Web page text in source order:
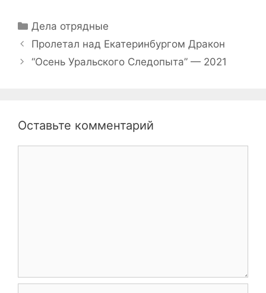
Рубрики
Дела отрядные
Навигация
записи
Пролетал над Екатеринбургом Дракон
“Осень Уральского Следопыта” — 2021
Оставьте комментарий